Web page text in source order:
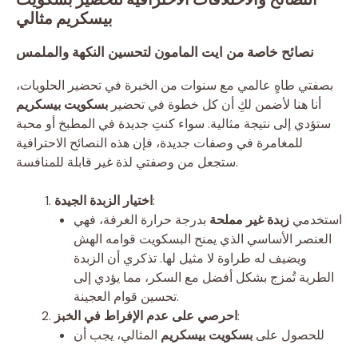
بيسكريم مثالي
نصائح خاصة من ايت المامون لتحسين النكهة والملمس
بصفتي طاهٍ عالمي مع سنوات من الخبرة في تحضير الحلويات،
أنا هنا لأضمن لكِ أن كل خطوة في تحضير بسكويت بيسكريم
ستؤدي إلى نتيجة مثالية. سواء كنتِ جديدة في المطبخ أو محبة
للمغامرة في وصفات جديدة، فإن هذه النصائح الاحترافية
ستجعل من وصفتي لذة غير قابلة للمنافسة.
اختيار الزبدة الجيدة:
استخدمي زبدة غير مملحة بدرجة حرارة الغرفة، فهي
العنصر الأساسي الذي يمنح البسكويت قوامه الهش
ويضيف له طراوة لا مثيل لها. تذكري أن الزبدة
الطرية تُمزج بشكل أفضل مع السكر، مما يؤدي إلى
تحسين قوام العجينة.
احرصي على عدم الإفراط في الخبز:
للحصول على بسكويت بيسكريم المثالي، يجب أن